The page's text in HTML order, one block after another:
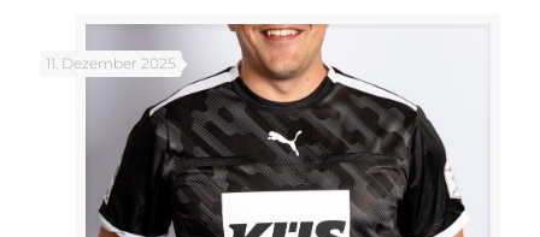
11. Dezember 2025